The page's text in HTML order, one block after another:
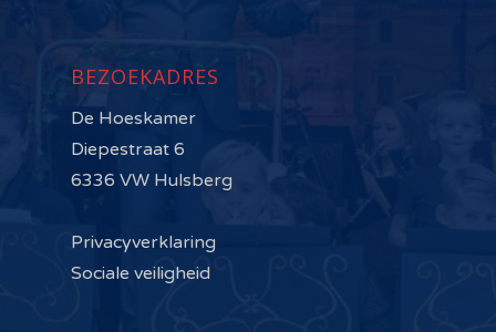
BEZOEKADRES
De Hoeskamer
Diepestraat 6
6336 VW Hulsberg
Privacyverklaring
Sociale veiligheid